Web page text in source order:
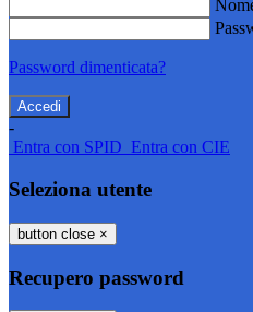
Password dimenticata?
-
Entra con SPID Entra con CIE
Seleziona utente
button close ×
Recupero password